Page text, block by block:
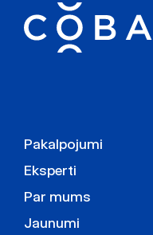
Pakalpojumi
Eksperti
Par mums
Jaunumi